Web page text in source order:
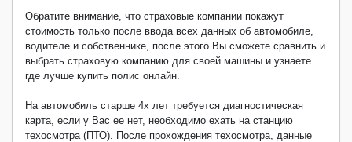
Обратите внимание, что страховые компании покажут
стоимость только после ввода всех данных об автомобиле,
водителе и собственнике, после этого Вы сможете сравнить и
выбрать страховую компанию для своей машины и узнаете
где лучше купить полис онлайн.
На автомобиль старше 4х лет требуется диагностическая
карта, если у Вас ее нет, необходимо ехать на станцию
техосмотра (ПТО). После прохождения техосмотра, данные